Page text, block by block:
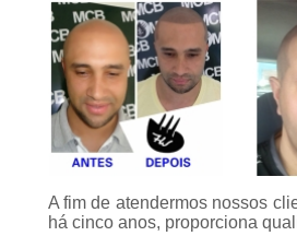
A fim de atendermos nossos
há cinco anos, proporciona